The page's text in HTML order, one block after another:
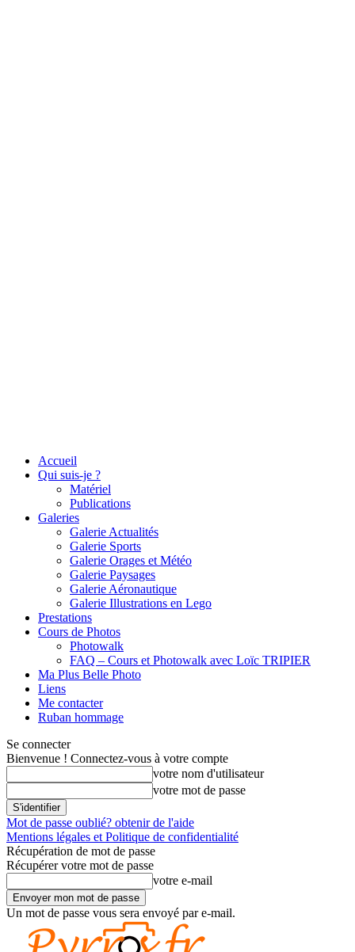
Accueil
Qui suis-je ?
Matériel
Publications
Galeries
Galerie Actualités
Galerie Sports
Galerie Orages et Météo
Galerie Paysages
Galerie Aéronautique
Galerie Illustrations en Lego
Prestations
Cours de Photos
Photowalk
FAQ – Cours et Photowalk avec Loïc TRIPIER
Ma Plus Belle Photo
Liens
Me contacter
Ruban hommage
Se connecter
Bienvenue ! Connectez-vous à votre compte
votre nom d'utilisateur
votre mot de passe
Mot de passe oublié? obtenir de l'aide
Mentions légales et Politique de confidentialité
Récupération de mot de passe
Récupérer votre mot de passe
votre e-mail
Un mot de passe vous sera envoyé par e-mail.